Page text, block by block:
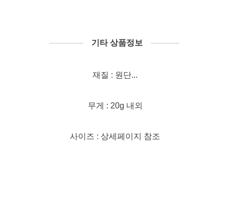
────── 기타 상품정보 ─────
재질 : 원단...
무게 : 20g 내외
사이즈 : 상세페이지 참조